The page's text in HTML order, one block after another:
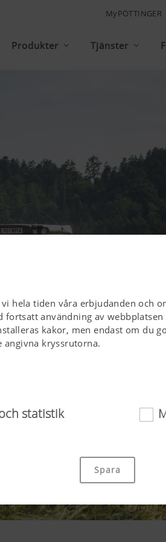
hela tiden våra erbjudanden och
användning av
kakor, men endast om du
angivna kryssrutorna.
exempelvis navigering på
fungerar inte utan de ovan
statistik
Spara
MyPÖTTINGER
Produkter Tjänster